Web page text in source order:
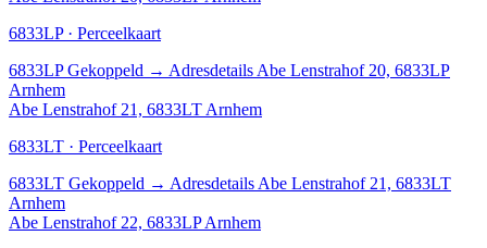
6833LP · Perceelkaart
6833LP Gekoppeld → Adresdetails Abe Lenstrahof 20, 6833LP
Arnhem
Abe Lenstrahof 21, 6833LT Arnhem
6833LT · Perceelkaart
6833LT Gekoppeld → Adresdetails Abe Lenstrahof 21, 6833LT
Arnhem
Abe Lenstrahof 22, 6833LP Arnhem